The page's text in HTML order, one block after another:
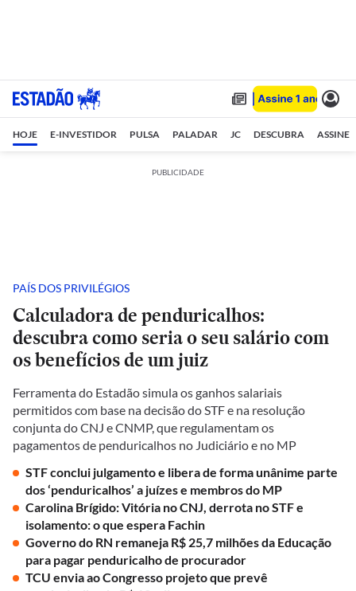
HOJE E-INVESTIDOR PULSA PALADAR JC DESCUBRA ASSINE
PUBLICIDADE
PAÍS DOS PRIVILÉGIOS
Calculadora de penduricalhos:
descubra como seria o seu salário com
os benefícios de um juiz
Ferramenta do Estadão simula os ganhos salariais
permitidos com base na decisão do STF e na resolução
conjunta do CNJ e CNMP, que regulamentam os
pagamentos de penduricalhos no Judiciário e no MP
STF conclui julgamento e libera de forma unânime parte
dos ‘penduricalhos’ a juízes e membros do MP
Carolina Brígido: Vitória no CNJ, derrota no STF e
isolamento: o que espera Fachin
Governo do RN remaneja R$ 25,7 milhões da Educação
para pagar penduricalho de procurador
TCU envia ao Congresso projeto que prevê